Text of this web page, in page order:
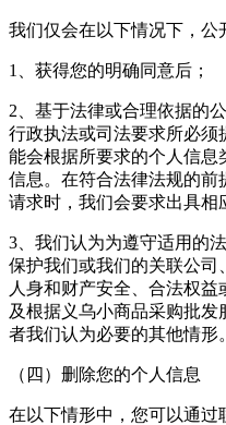
我们仅会在以下情况下，公
1、获得您的明确同意后；
2、基于法律或合理依据的
行政执法或司法要求所必
能会根据所要求的个人信息
信息。在符合法律法规的前
请求时，我们会要求出具相
3、我们认为为遵守适用的
保护我们或我们的关联公司
人身和财产安全、合法权益
及根据义乌小商品采购批发
者我们认为必要的其他情形。
（四）删除您的个人信息
在以下情形中，您可以通过